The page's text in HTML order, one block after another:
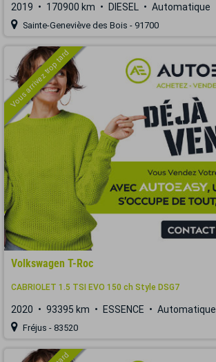
2019 170900 km DIESEL Automatique
Sainte-Geneviève des Bois - 91700
Vous arrivez trop tard
Volkswagen T-Roc
CABRIOLET 1.5 TSI EVO 150 ch Style DSG7
2020 93395 km ESSENCE Automatique
Fréjus - 83520